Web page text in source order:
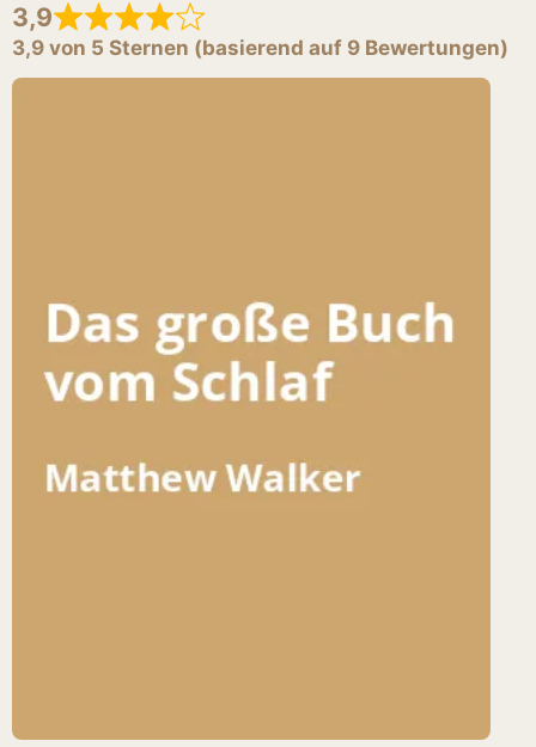
3,9
3,9 von 5 Sternen (basierend auf 9 Bewertungen)